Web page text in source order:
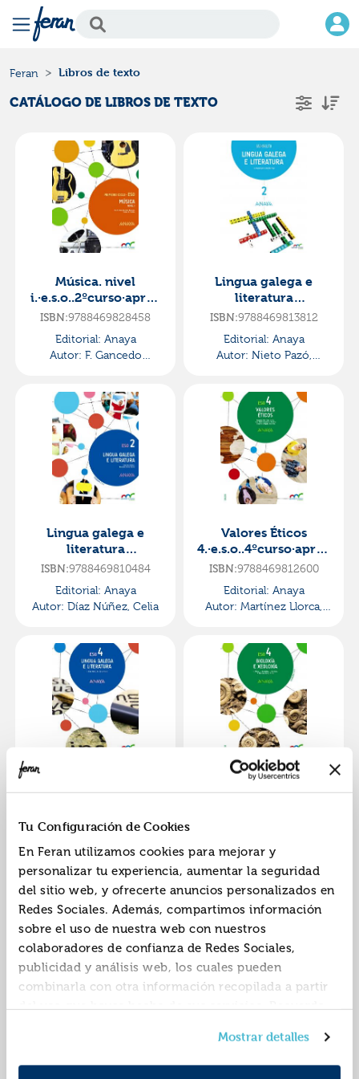
Tu Configuración de Cookies
En Feran utilizamos cookies para mejorar y
personalizar tu experiencia, aumentar la seguridad
del sitio web, y ofrecerte anuncios personalizados en
Redes Sociales. Además, compartimos información
sobre el uso de nuestra web con nuestros
colaboradores de confianza de Redes Sociales,
publicidad y análisis web, los cuales pueden
combinarla con otra información recopilada a partir
del uso que hayas hecho de sus servicios. Recuerda
consentimiento en cualquier momento. Para más
información consulta laPolítica de Cookiesy la
Mostrar detalles
Feran Libros de texto
CATÁLOGO DE LIBROS DE TEXTO
Música. nivel
i.·e.s.o..2ºcurso·apren
der é crecer en
ISBN:9788469828458
Editorial: Anaya
Autor: F. Gancedo
Lingua galega e
literatura
2.·bachillerato.2ºcurs
en conexión
ISBN:9788469813812
Editorial: Anaya
Autor: Nieto Pazó,
Lingua galega e
literatura
2.·e.s.o..2ºcurso·apren
conexión
ISBN:9788469810484
Editorial: Anaya
Autor: Díaz Núñez, Celia
Valores Éticos
4.·e.s.o..4ºcurso·apren
der é crecer en
ISBN:9788469812600
Editorial: Anaya
Autor: Martínez Llorca,
der é crecer en
conexión
ISBN: 9788469812518
Autor:Díaz Núñez, Celia
Bioloxía e xeoloxía
Autor:Plaza Escribano,
Concepción
o·aprender é crecer
Física
o·aprender é crecer